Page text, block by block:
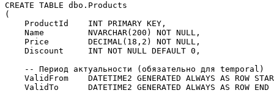
CREATE TABLE dbo.Products
(
    ProductId    INT PRIMARY KEY,
    Name         NVARCHAR(200) NOT NULL,
    Price        DECIMAL(18,2) NOT NULL,
    Discount     INT NOT NULL DEFAULT 0,
    -- Период актуальности (обязательно для temporal)
ValidFrom    DATETIME2 GENERATED ALWAYS AS ROW
ValidTo      DATETIME2 GENERATED ALWAYS AS ROW END